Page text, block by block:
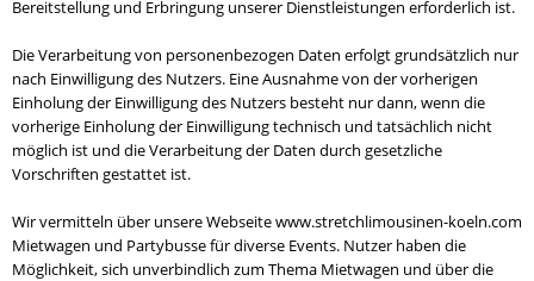
Bereitstellung und Erbringung unserer Dienstleistungen erforderlich ist.
Die Verarbeitung von personenbezogen Daten erfolgt grundsätzlich nur
nach Einwilligung des Nutzers. Eine Ausnahme von der vorherigen
Einholung der Einwilligung des Nutzers besteht nur dann, wenn die
vorherige Einholung der Einwilligung technisch und tatsächlich nicht
möglich ist und die Verarbeitung der Daten durch gesetzliche
Vorschriften gestattet ist.
Wir vermitteln über unsere Webseite www.stretchlimousinen-koeln.com
Mietwagen und Partybusse für diverse Events. Nutzer haben die
Möglichkeit, sich unverbindlich zum Thema Mietwagen und über die